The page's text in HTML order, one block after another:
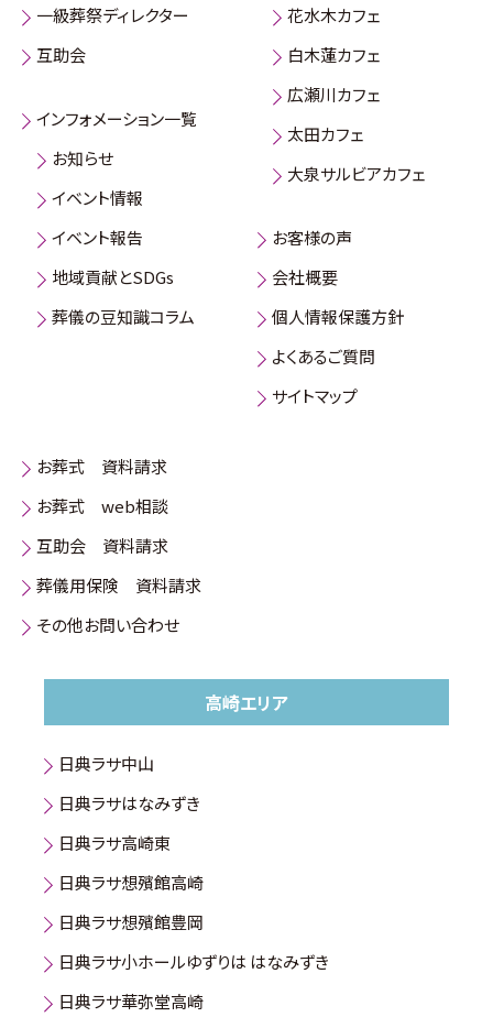
一級葬祭ディレクター
互助会
インフォメーション一覧
お知らせ
イベント情報
イベント報告
地域貢献とSDGs
葬儀の豆知識コラム
花水木カフェ
白木蓮カフェ
広瀬川カフェ
太田カフェ
大泉サルビアカフェ
お客様の声
会社概要
個人情報保護方針
よくあるご質問
サイトマップ
お葬式 資料請求
お葬式 web相談
互助会 資料請求
葬儀用保険 資料請求
その他お問い合わせ
高崎エリア
日典ラサ中山
日典ラサはなみずき
日典ラサ高崎東
日典ラサ想殯館高崎
日典ラサ想殯館豊岡
日典ラサ小ホールゆずりは はなみずき
日典ラサ華弥堂高崎